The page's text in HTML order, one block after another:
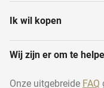
Ik wil kopen
Wij zijn er om te
Onze uitgebreide FAQ